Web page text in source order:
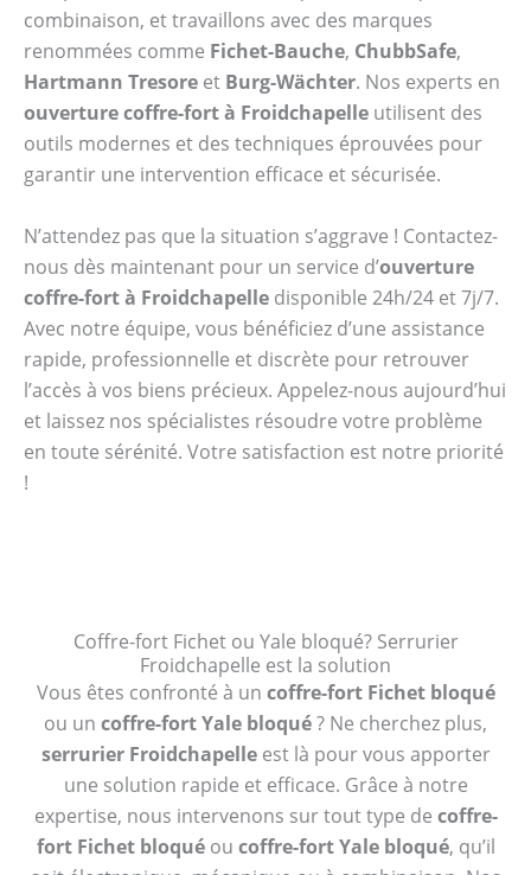
combinaison, et travaillons avec des marques
renommées comme Fichet-Bauche, ChubbSafe,
Hartmann Tresore et Burg-Wächter. Nos experts en
ouverture coffre-fort à Froidchapelle utilisent des
outils modernes et des techniques éprouvées pour
garantir une intervention efficace et sécurisée.
N’attendez pas que la situation s’aggrave ! Contactez-
nous dès maintenant pour un service d’ouverture
coffre-fort à Froidchapelle disponible 24h/24 et 7j/7.
Avec notre équipe, vous bénéficiez d’une assistance
rapide, professionnelle et discrète pour retrouver
l’accès à vos biens précieux. Appelez-nous aujourd’hui
et laissez nos spécialistes résoudre votre problème
en toute sérénité. Votre satisfaction est notre priorité
!
Coffre-fort Fichet ou Yale bloqué? Serrurier
Froidchapelle est la solution
Vous êtes confronté à un coffre-fort Fichet bloqué
ou un coffre-fort Yale bloqué? Ne cherchez plus,
serrurier Froidchapelleest là pour vous apporter
une solution rapide et efficace. Grâce à notre
expertise, nous intervenons sur tout type de coffre-
fort Fichet bloquéou coffre-fort Yale bloqué, qu’il